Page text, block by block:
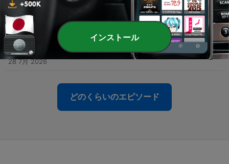
315 - 「初ゲスト！峯岸みなみ！80万の指輪！10万のブル
ゾン！」＃56
29 7月 2026
314 - 「音楽を辞めて新潟に帰る日」#56
28 7月 2026
どのくらいのエピソード
インストール